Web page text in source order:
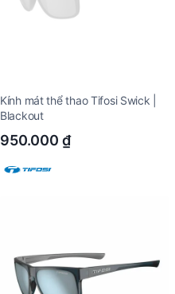
Kính mát thể thao Tifosi Swick |
Blackout
950.000 ₫